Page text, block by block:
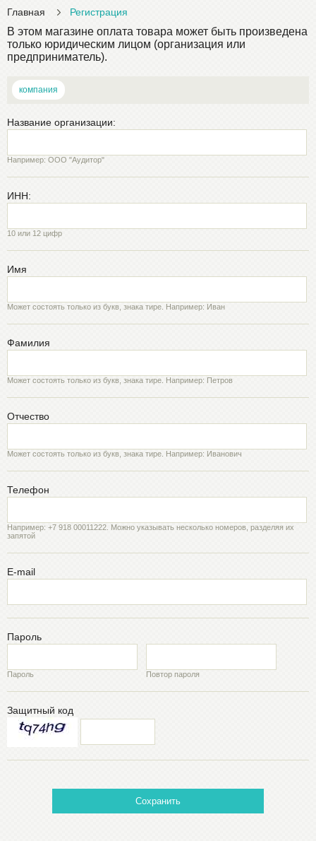
Главная Регистрация
В этом магазине оплата товара может быть произведена
только юридическим лицом (организация или
предприниматель).
компания
Название организации:
Например: ООО "Аудитор"
ИНН:
10 или 12 цифр
Имя
Может состоять только из букв, знака тире. Например: Иван
Фамилия
Может состоять только из букв, знака тире. Например: Петров
Отчество
Может состоять только из букв, знака тире. Например: Иванович
Телефон
Например: +7 918 00011222. Можно указывать несколько номеров, разделяя их
запятой
E-mail
Пароль
Пароль Повтор пароля
Защитный код
Сохранить